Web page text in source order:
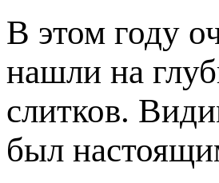
В этом году
нашли на
слитков.
был